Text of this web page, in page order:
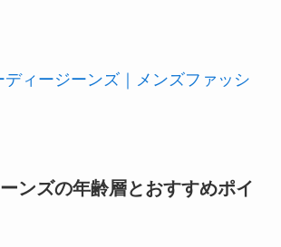
ディージーンズ｜メンズファッシ
ンズの年齢層とおすすめポイ